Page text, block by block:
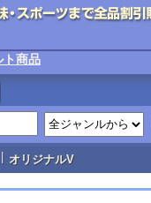
ト商品
| オリジナルV